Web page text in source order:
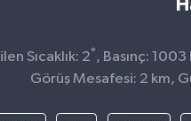
Sıcaklık: 2° , Basınç:
Görüş Mesafesi: 2 km,